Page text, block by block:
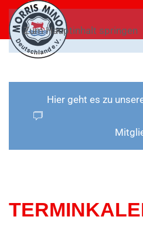
Zum Hauptinhalt springen
Hier geht es zu